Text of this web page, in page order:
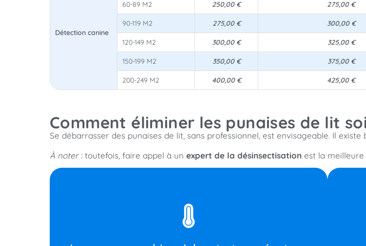
Détection canine
60-89 M2 250,00 € 275,00 €
90-119 M2 275,00 € 300,00 €
120-149 M2 300,00 € 325,00 €
150-199 M2 350,00 € 375,00 €
200-249 M2 400,00 € 425,00 €
Comment éliminer les punaises de lit
Se débarrasser des punaises de lit, sans professionnel, est envisageable. Il
À noter: toutefois, faire appel à un expert de la désinsectisation est la
optimale. La technique tue les œufs, les larves et les punaises adultes.